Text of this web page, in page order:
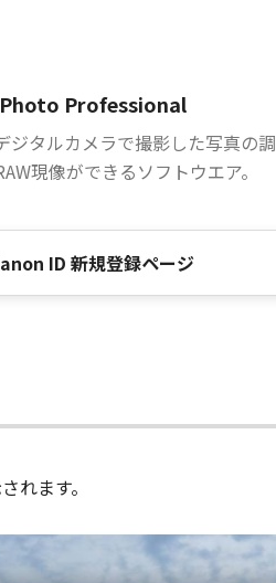
Professional
ジタルカメラで撮影した写真の調
現像ができるソフトウエア。
ID 新規登録ページ
れます。